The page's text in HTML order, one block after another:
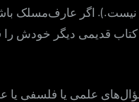
نیست.). اگر عارف‌مسلک
کتاب قدیمی دیگر خودش را
علمی یا فلسفی یا